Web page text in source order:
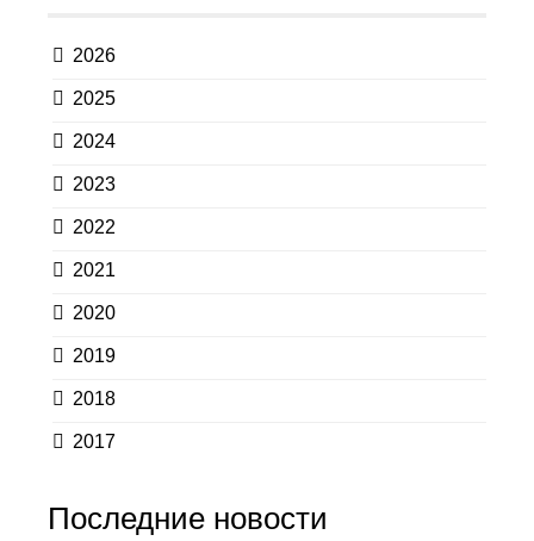
2026
2025
2024
2023
2022
2021
2020
2019
2018
2017
Последние новости